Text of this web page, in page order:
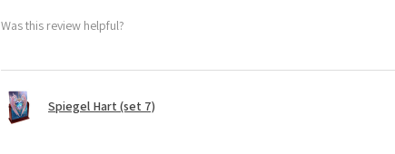
Was this review helpful?
Spiegel Hart (set 7)